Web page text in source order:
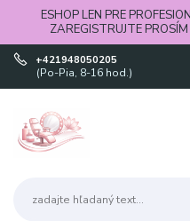
ESHOP LEN PRE
ZAREGISTRUJTE
+421948050205
(Po-Pia, 8-16 hod.)